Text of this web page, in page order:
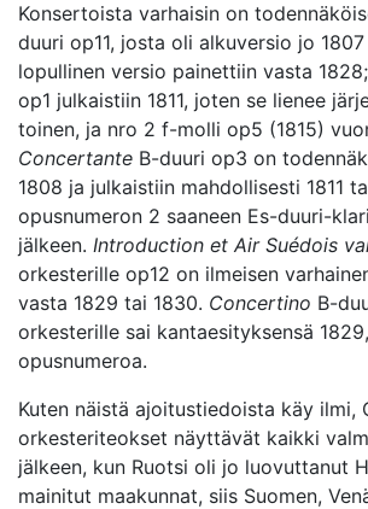
Konsertoista varhaisin on
duuri op11, josta oli alkuversio jo
lopullinen versio painettiin vasta
op1 julkaistiin 1811, joten se lienee
toinen, ja nro 2 f-molli op5 (1815)
Concertante B-duuri op3 on
1808 ja julkaistiin mahdollisesti 1811
opusnumeron 2 saaneen Es-duuri-
jälkeen. Introduction et Air Suédois
orkesterille op12 on ilmeisen
vasta 1829 tai 1830. Concertino B-
orkesterille sai kantaesityksensä
opusnumeroa.
Kuten näistä ajoitustiedoista käy ilmi,
orkesteriteokset näyttävät kaikki
jälkeen, kun Ruotsi oli jo luovuttanut
mainitut maakunnat, siis Suomen,